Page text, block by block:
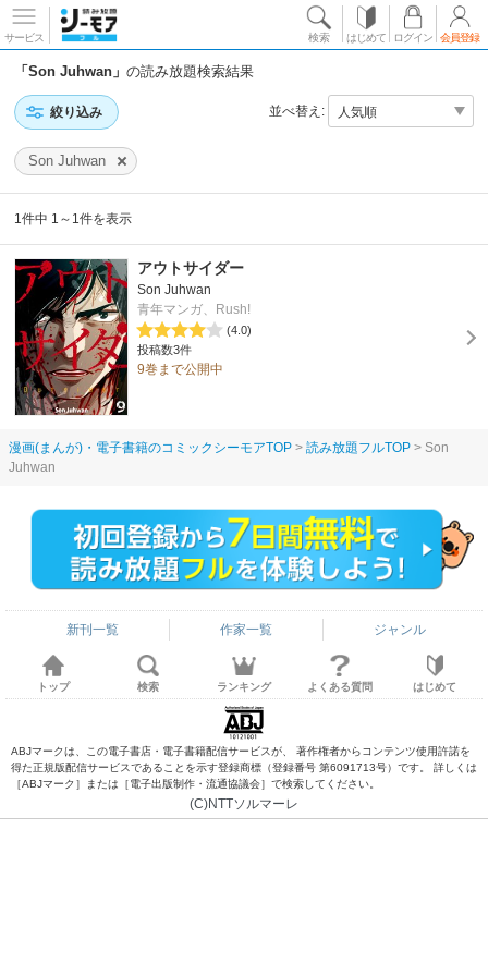
サービス 検索 はじめて ログイン 会員登録
「Son Juhwan」の読み放題検索結果
絞り込み 並べ替え:
Son Juhwan
1件中 1～1件を表示
アウトサイダー
Son Juhwan
青年マンガ、Rush!
(4.0)
投稿数3件
9巻まで公開中
漫画(まんが)・電子書籍のコミックシーモアTOP 読み放題フルTOP
Son
Juhwan
新刊一覧 作家一覧 ジャンル
トップ 検索 ランキング よくある質問 はじめて
ABJマークは、この電子書店・電子書籍配信サービスが、 著作権者からコンテンツ使用許諾を
得た正規版配信サービスであることを示す登録商標（登録番号 第6091713号）です。 詳しくは
［ABJマーク］または［電子出版制作・流通協議会］で検索してください。
(C)NTTソルマーレ